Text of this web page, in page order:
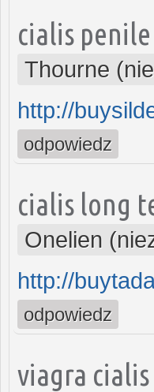
cialis
Thourne
http://
odpowiedz
cialis long
Onelien
http://
odpowiedz
viagra